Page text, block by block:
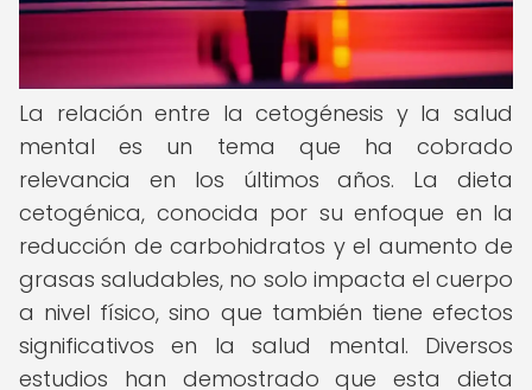
La relación entre la cetogénesis y la salud
mental es un tema que ha cobrado
relevancia en los últimos años. La dieta
cetogénica, conocida por su enfoque en la
reducción de carbohidratos y el aumento de
grasas saludables, no solo impacta el cuerpo
a nivel físico, sino que también tiene efectos
significativos en la salud mental. Diversos
estudios han demostrado que esta dieta